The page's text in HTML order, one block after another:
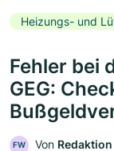
Heizungs- und
Fehler bei
GEG:
FW Von